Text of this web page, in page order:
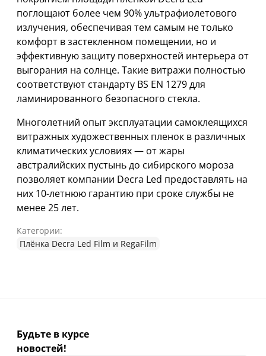
поглощают более чем 90% ультрафиолетового
излучения, обеспечивая тем самым не только
комфорт в застекленном помещении, но и
эффективную защиту поверхностей интерьера от
выгорания на солнце. Такие витражи полностью
соответствуют стандарту BS EN 1279 для
ламинированного безопасного стекла.
Многолетний опыт эксплуатации самоклеящихся
витражных художественных пленок в различных
климатических условиях — от жары
австралийских пустынь до сибирского мороза
позволяет компании Decra Led предоставлять на
них 10-летнюю гарантию при сроке службы не
менее 25 лет.
Категории:
Плёнка Decra Led Film и RegaFilm
Будьте в курсе
новостей!